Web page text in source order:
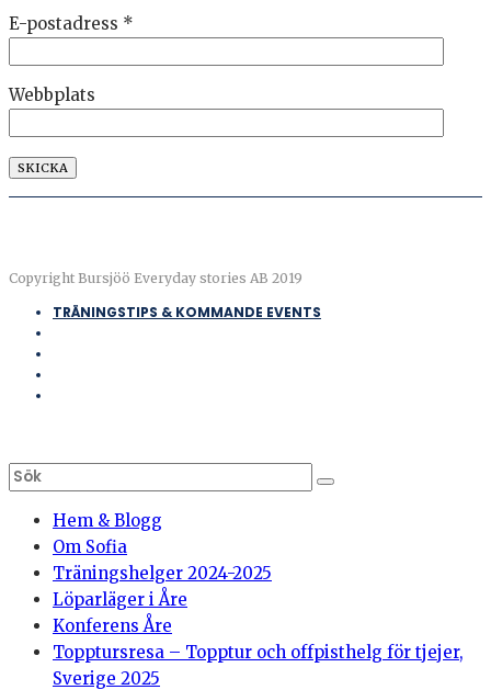
E-postadress *
Webbplats
Copyright Bursjöö Everyday stories AB 2019
TRÄNINGSTIPS & KOMMANDE EVENTS
Hem & Blogg
Om Sofia
Träningshelger 2024-2025
Löparläger i Åre
Konferens Åre
Topptursresa – Topptur och offpisthelg för tjejer,
Sverige 2025